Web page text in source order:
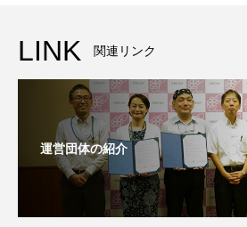
LINK 関連リンク
運営団体の紹介